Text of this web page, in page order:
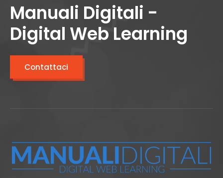
Manuali Digitali -
Digital Web Learning
Contattaci